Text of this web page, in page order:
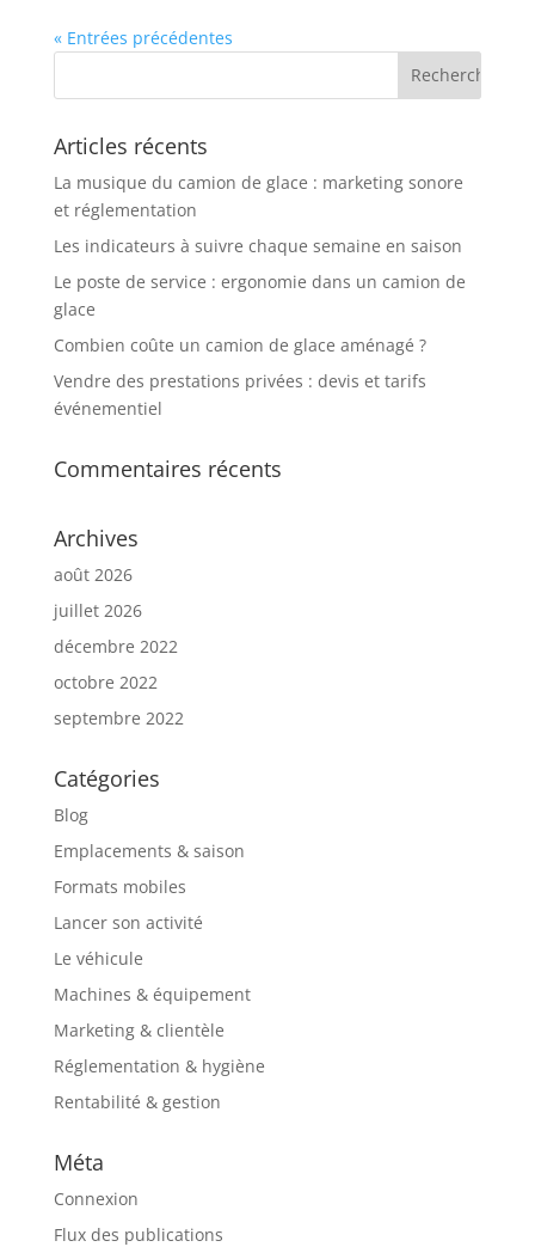
« Entrées précédentes
Articles récents
La musique du camion de glace : marketing sonore
et réglementation
Les indicateurs à suivre chaque semaine en saison
Le poste de service : ergonomie dans un camion de
glace
Combien coûte un camion de glace aménagé ?
Vendre des prestations privées : devis et tarifs
événementiel
Commentaires récents
Archives
août 2026
juillet 2026
décembre 2022
octobre 2022
septembre 2022
Catégories
Blog
Emplacements & saison
Formats mobiles
Lancer son activité
Le véhicule
Machines & équipement
Marketing & clientèle
Réglementation & hygiène
Rentabilité & gestion
Méta
Connexion
Flux des publications